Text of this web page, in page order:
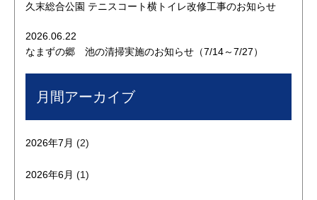
久末総合公園 テニスコート横トイレ改修工事のお知らせ
2026.06.22
なまずの郷 池の清掃実施のお知らせ（7/14～7/27）
月間アーカイブ
2026年7月 (2)
2026年6月 (1)